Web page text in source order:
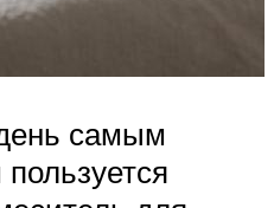
самым